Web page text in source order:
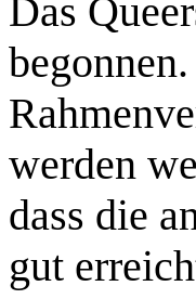
Das
werden
dass die
gut